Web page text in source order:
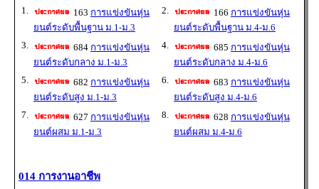
1. 163 การแข่งขันหุ่น
ยนต์ระดับพื้นฐาน ม.1-ม.3
2. 166 การแข่งขันหุ่น
ยนต์ระดับพื้นฐาน ม.4-ม.6
3.
684 การแข่งขันหุ่น
ยนต์ระดับกลาง ม.1-ม.3
4. 685 การแข่งขันหุ่น
ยนต์ระดับกลาง ม.4-ม.6
5.
682 การแข่งขันหุ่น
ยนต์ระดับสูง ม.1-ม.3
6. 683 การแข่งขันหุ่น
ยนต์ระดับสูง ม.4-ม.6
7.
627 การแข่งขันหุ่น
ยนต์ผสม ม.1-ม.3
8. 628 การแข่งขันหุ่น
ยนต์ผสม ม.4-ม.6
014 การงานอาชีพ